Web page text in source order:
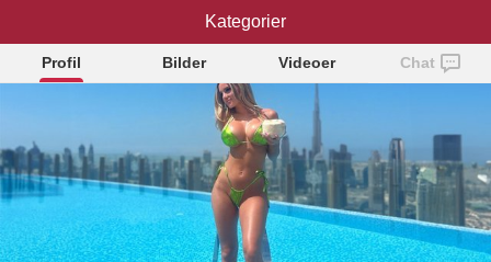
SpoilM3Mor3
Profil Bilder Videoer Chat
Kategorier